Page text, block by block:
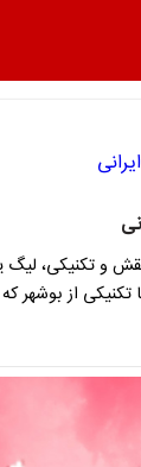
ریزنقش و تکنیکی،
تکنیکی از بوشهر